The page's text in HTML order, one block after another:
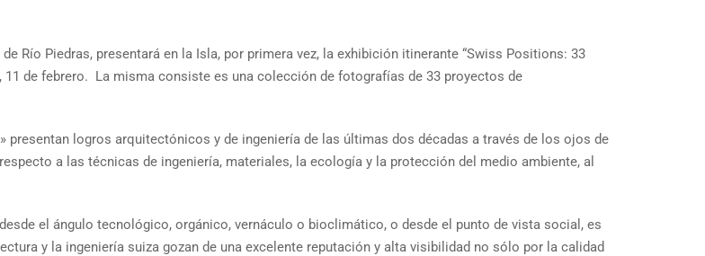
Río Piedras, presentará en la Isla, por primera vez, la exhibición itinerante “Swiss Positions: 33
11 de febrero. La misma consiste es una colección de fotografías de 33 proyectos de
logros arquitectónicos y de ingeniería de las últimas dos décadas a través de los ojos de
a las técnicas de ingeniería, materiales, la ecología y la protección del medio ambiente, al
el ángulo tecnológico, orgánico, vernáculo o bioclimático, o desde el punto de vista social, es
y la ingeniería suiza gozan de una excelente reputación y alta visibilidad no sólo por la calidad